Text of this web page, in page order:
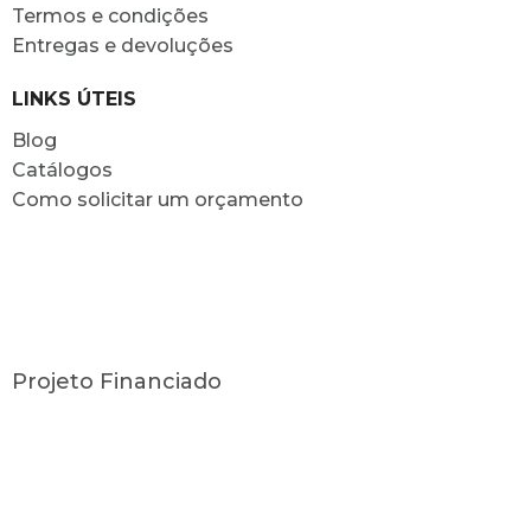
Termos e condições
Entregas e devoluções
LINKS ÚTEIS
Blog
Catálogos
Como solicitar um orçamento
Projeto Financiado